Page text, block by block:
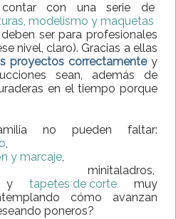
contar con una serie de
modelismo y maquetas
ser para profesionales
nivel, claro). Gracias a ellas
proyectos correctamentey
sean, además de
en el tiempo porque
no pueden faltar:
,
y marcaje,
tapetes de corte muy
cómo avanzan
poneros?